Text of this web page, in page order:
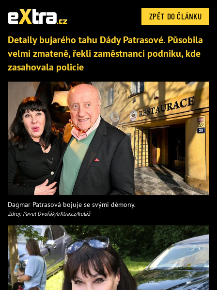
ZPĚT DO ČLÁNKU
Detaily bujarého tahu Dády Patrasové. Působila
velmi zmateně, řekli zaměstnanci podniku, kde
zasahovala policie
Dagmar Patrasová bojuje se svými démony.
Zdroj: Pavel Dvořák/eXtra.cz/koláž